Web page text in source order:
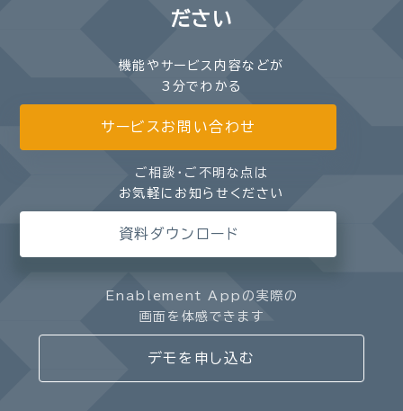
ださい
機能やサービス内容などが
3分でわかる
サービスお問い合わせ
ご相談・ご不明な点は
お気軽にお知らせください
資料ダウンロード
Enablement Appの実際の
画面を体感できます
デモを申し込む